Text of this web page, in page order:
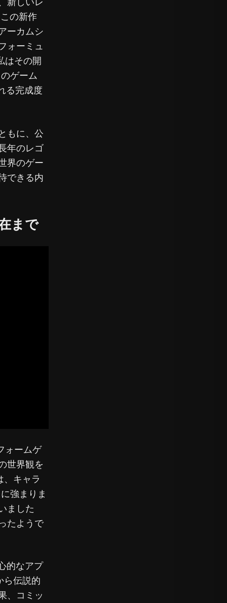
の新作
ーカムシ
ォーミュ
はその開
ゲーム
る完成度
もに、公
年のレゴ
界のゲー
できる内
まで
ォームゲ
世界観を
キャラ
強まりま
ました
たようで
的なアプ
ら伝説的
、コミッ